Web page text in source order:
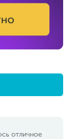
отличное